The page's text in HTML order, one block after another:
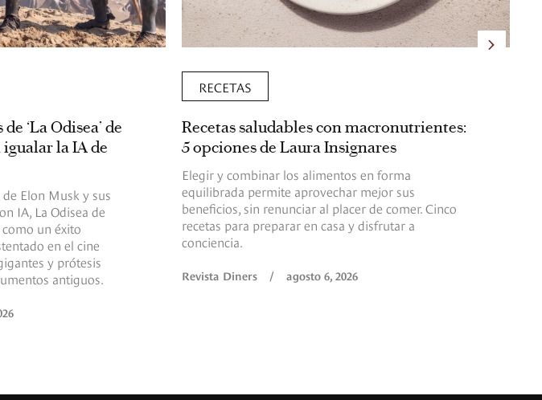
‘La Odisea’ de
la IA de
Elon Musk y sus
IA, La Odisea de
un éxito
en el cine
y prótesis
antiguos.
RECETAS
Recetas saludables con macronutrientes:
5 opciones de Laura Insignares
Elegir y combinar los alimentos en forma
equilibrada permite aprovechar mejor sus
beneficios, sin renunciar al placer de comer. Cinco
recetas para preparar en casa y disfrutar a
conciencia.
Revista Diners / agosto 6, 2026